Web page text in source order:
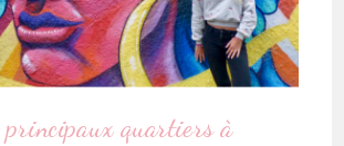
quartiers à